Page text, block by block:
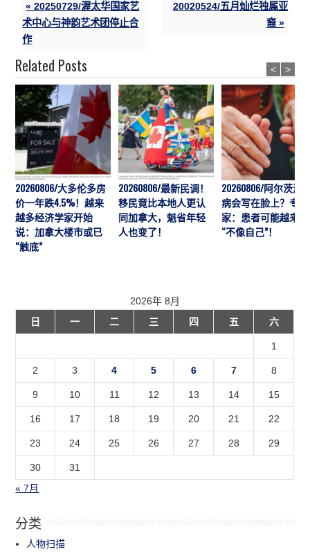
« 20250729/渥太华国家艺
术中心与神韵艺术团停止合
作
20020524/五月灿烂独属亚
裔 »
Related Posts
20260806/大多伦多房
价一年跌4.5%！越来
越多经济学家开始
说：加拿大楼市或已
“触底”
20260806/最新民调！
移民竟比本地人更认
同加拿大，魁省年轻
人也变了！
20260806/阿尔茨海
病会写在脸上？专
家：患者可能越来越
“不像自己”！
< >
2026年 8月
日
一 二 三 四 五 六
1
2 3 4 5 6 7 8
9 10 11 12 13 14 15
16 17 18 19 20 21 22
23 24 25 26 27 28 29
30
31
« 7月
分类
人物扫描